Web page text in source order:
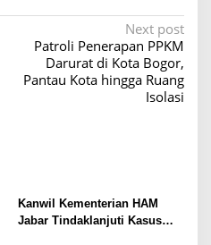
Next post
Patroli Penerapan PPKM
Darurat di Kota Bogor,
Pantau Kota hingga Ruang
Isolasi
Kanwil Kementerian HAM
Jabar Tindaklanjuti Kasus